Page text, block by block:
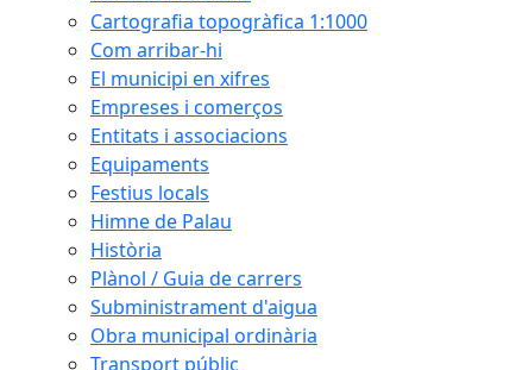
Cartografia topogràfica 1:1000
Com arribar-hi
El municipi en xifres
Empreses i comerços
Entitats i associacions
Equipaments
Festius locals
Himne de Palau
Història
Plànol / Guia de carrers
Subministrament d'aigua
Obra municipal ordinària
Transport públic